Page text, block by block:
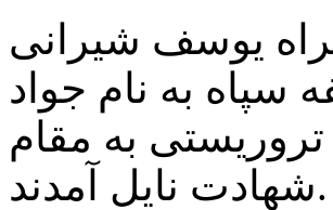
یوسف شیرانی
به نام جواد
به مقام
شهادت نایل آمدند.